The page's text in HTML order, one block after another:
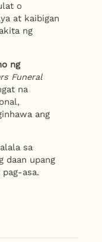
o
at kaibigan
ng
ng
Funeral
na
ang
sa
daan upang
asa.